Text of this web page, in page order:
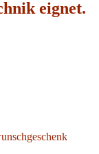
eignet.